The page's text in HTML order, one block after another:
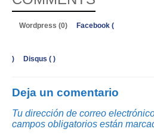
Wordpress (0) Facebook (
) Disqus ( )
Deja un comentario
Tu dirección de correo
campos obligatorios están